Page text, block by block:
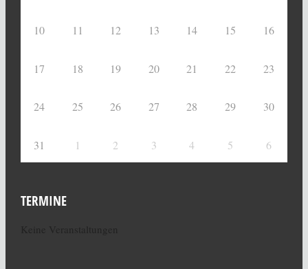
10 11 12 13 14 15 16
17 18 19 20 21 22 23
24 25 26 27 28 29 30
31 1 2 3 4 5 6
TERMINE